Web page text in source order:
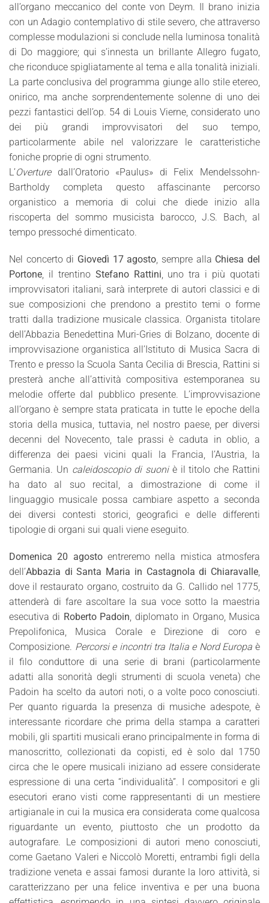
all’organo meccanico del conte von Deym. Il brano inizia
con un Adagio contemplativo di stile severo, che attraverso
complesse modulazioni si conclude nella luminosa tonalità
di Do maggiore; qui s’innesta un brillante Allegro fugato,
che riconduce spigliatamente al tema e alla tonalità iniziali.
La parte conclusiva del programma giunge allo stile etereo,
onirico, ma anche sorprendentemente solenne di uno dei
pezzi fantastici dell’op. 54 di Louis Vierne, considerato uno
dei più grandi improvvisatori del suo tempo,
particolarmente abile nel valorizzare le caratteristiche
foniche proprie di ogni strumento.
L’Overturedall’Oratorio «Paulus» di Felix Mendelssohn-
Bartholdy completa questo affascinante percorso
organistico a memoria di colui che diede inizio alla
riscoperta del sommo musicista barocco, J.S. Bach, al
tempo pressoché dimenticato.
Nel concerto di Giovedì 17 agosto , sempre alla Chiesa del
Portone , il trentino Stefano Rattini , uno tra i più quotati
improvvisatori italiani, sarà interprete di autori classici e di
sue composizioni che prendono a prestito temi o forme
tratti dalla tradizione musicale classica. Organista titolare
dell’Abbazia Benedettina Muri-Gries di Bolzano, docente di
improvvisazione organistica all’Istituto di Musica Sacra di
Trento e presso la Scuola Santa Cecilia di Brescia, Rattini si
presterà anche all’attività compositiva estemporanea su
melodie offerte dal pubblico presente. L’improvvisazione
all’organo è sempre stata praticata in tutte le epoche della
storia della musica, tuttavia, nel nostro paese, per diversi
decenni del Novecento, tale prassi è caduta in oblio, a
differenza dei paesi vicini quali la Francia, l’Austria, la
Germania. Un caleidoscopio di suoniè il titolo che Rattini
ha dato al suo recital, a dimostrazione di come il
linguaggio musicale possa cambiare aspetto a seconda
dei diversi contesti storici, geografici e delle differenti
tipologie di organi sui quali viene eseguito.
Domenica 20 agostoentreremo nella mistica atmosfera
dell’Abbazia di Santa Maria in Castagnola di Chiaravalle
dove il restaurato organo, costruito da G. Callido nel 1775,
attenderà di fare ascoltare la sua voce sotto la maestria
esecutiva di Roberto Padoin , diplomato in Organo, Musica
Prepolifonica, Musica Corale e Direzione di coro e
Composizione. Percorsi e incontri tra Italia e Nord Europa è
il filo conduttore di una serie di brani (particolarmente
adatti alla sonorità degli strumenti di scuola veneta) che
Padoin ha scelto da autori noti, o a volte poco conosciuti.
Per quanto riguarda la presenza di musiche adespote, è
interessante ricordare che prima della stampa a caratteri
mobili, gli spartiti musicali erano principalmente in forma di
manoscritto, collezionati da copisti, ed è solo dal 1750
circa che le opere musicali iniziano ad essere considerate
espressione di una certa “individualità”. I compositori e gli
esecutori erano visti come rappresentanti di un mestiere
artigianale in cui la musica era considerata come qualcosa
riguardante un evento, piuttosto che un prodotto da
autografare. Le composizioni di autori meno conosciuti,
come Gaetano Valeri e Niccolò Moretti, entrambi figli della
tradizione veneta e assai famosi durante la loro attività, si
caratterizzano per una felice inventiva e per una buona